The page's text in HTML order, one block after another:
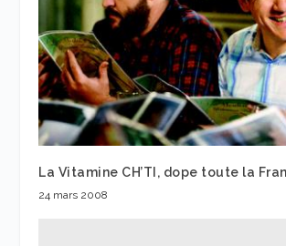
La Vitamine CH’TI, dope toute la
24 mars 2008